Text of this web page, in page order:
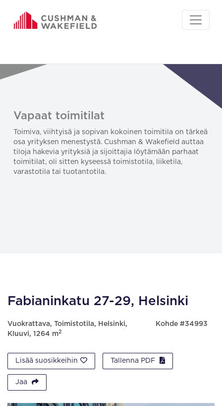
Vapaat toimitilat
Toimiva, viihtyisä ja sopivan kokoinen toimitila on tärkeä
osa yrityksen menestystä. Cushman & Wakefield auttaa
tiloja hakevia yrityksiä ja sijoittajia löytämään parhaat
toimitilat, oli sitten kyseessä toimistotila, liiketila,
varastotila tai tuotantotila.
Fabianinkatu 27-29, Helsinki
Vuokrattava, Toimistotila, Helsinki,
Kluuvi, 1264 m2
Kohde #34993
Lisää suosikkeihin Tallenna PDF
Jaa